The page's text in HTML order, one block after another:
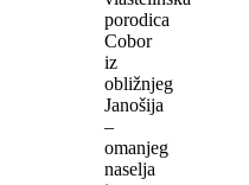
porodica
Cobor
iz
obližnjeg
Janošija
–
omanjeg
naselja